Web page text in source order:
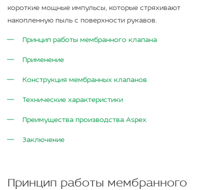
короткие мощные импульсы, которые стряхивают
накопленную пыль с поверхности рукавов.
Принцип работы мембранного клапана
Применение
Конструкция мембранных клапанов
Технические характеристики
Преимущества производства Aspex
Заключение
Принцип работы мембранного